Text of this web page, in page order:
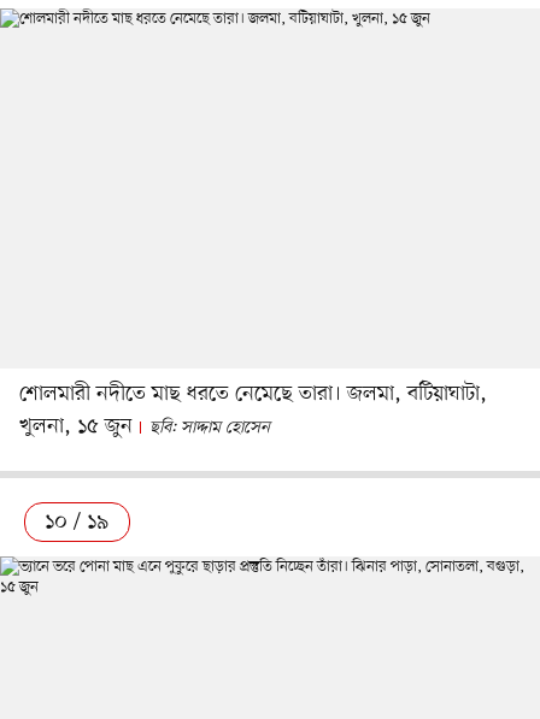
শোলমারী নদীতে মাছ ধরতে নেমেছে তারা। জলমা, বটিয়াঘাটা,
খুলনা, ১৫ জুন
ছবি: সাদ্দাম হোসেন
১০ / ১৯